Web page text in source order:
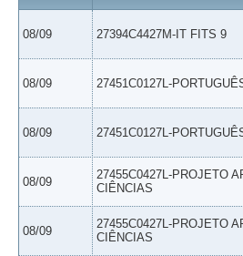
08/09 27394C4427M-IT FITS 9
08/09 27451C0127L-
08/09 27451C0127L-
08/09
27455C0427L-PROJETO
CIÊNCIAS
08/09
27455C0427L-PROJETO
CIÊNCIAS